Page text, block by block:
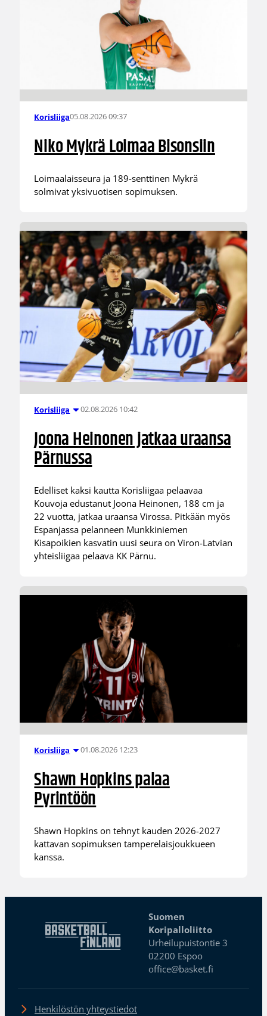
Korisliiga05.08.2026 09:37
Niko Mykrä Loimaa Bisonsiin
Loimaalaisseura ja 189-senttinen Mykrä
solmivat yksivuotisen sopimuksen.
Korisliiga 02.08.2026 10:42
Joona Heinonen jatkaa uraansa
Pärnussa
Edelliset kaksi kautta Korisliigaa pelaavaa
Kouvoja edustanut Joona Heinonen, 188 cm ja
22 vuotta, jatkaa uraansa Virossa. Pitkään myös
Espanjassa pelanneen Munkkiniemen
Kisapoikien kasvatin uusi seura on Viron-Latvian
yhteisliigaa pelaava KK Pärnu.
Korisliiga 01.08.2026 12:23
Shawn Hopkins palaa
Pyrintöön
Shawn Hopkins on tehnyt kauden 2026-2027
kattavan sopimuksen tamperelaisjoukkueen
kanssa.
Suomen
Koripalloliitto
Urheilupuistontie 3
02200 Espoo
office@basket.fi
Henkilöstön yhteystiedot